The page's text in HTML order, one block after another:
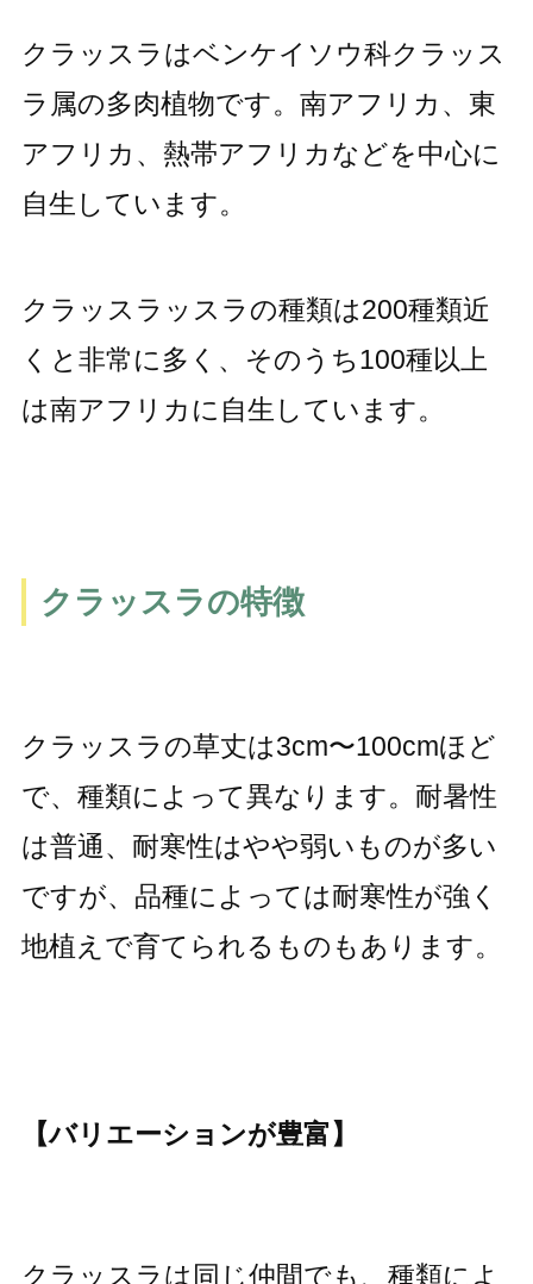
クラッスラはベンケイソウ科クラッス
ラ属の多肉植物です。南アフリカ、東
アフリカ、熱帯アフリカなどを中心に
自生しています。
クラッスラッスラの種類は200種類近
くと非常に多く、そのうち100種以上
は南アフリカに自生しています。
クラッスラの特徴
クラッスラの草丈は3cm〜100cmほど
で、種類によって異なります。耐暑性
は普通、耐寒性はやや弱いものが多い
ですが、品種によっては耐寒性が強く
地植えで育てられるものもあります。
【バリエーションが豊富】
クラッスラは同じ仲間でも、種類によ